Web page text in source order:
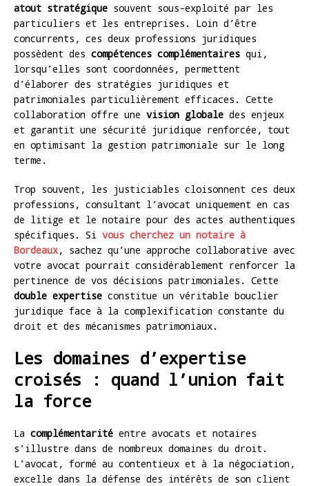
atout stratégique souvent sous-exploité par les
particuliers et les entreprises. Loin d’être
concurrents, ces deux professions juridiques
possèdent des compétences complémentaires qui,
lorsqu’elles sont coordonnées, permettent
d’élaborer des stratégies juridiques et
patrimoniales particulièrement efficaces. Cette
collaboration offre une vision globale des enjeux
et garantit une sécurité juridique renforcée, tout
en optimisant la gestion patrimoniale sur le long
terme.
Trop souvent, les justiciables cloisonnent ces deux
professions, consultant l’avocat uniquement en cas
de litige et le notaire pour des actes authentiques
spécifiques. Si vous cherchez un notaire à
Bordeaux, sachez qu’une approche collaborative avec
votre avocat pourrait considérablement renforcer la
pertinence de vos décisions patrimoniales. Cette
double expertise constitue un véritable bouclier
juridique face à la complexification constante du
droit et des mécanismes patrimoniaux.
Les domaines d’expertise
croisés : quand l’union fait
la force
La complémentarité entre avocats et notaires
s’illustre dans de nombreux domaines du droit.
L’avocat, formé au contentieux et à la négociation,
excelle dans la défense des intérêts de son client